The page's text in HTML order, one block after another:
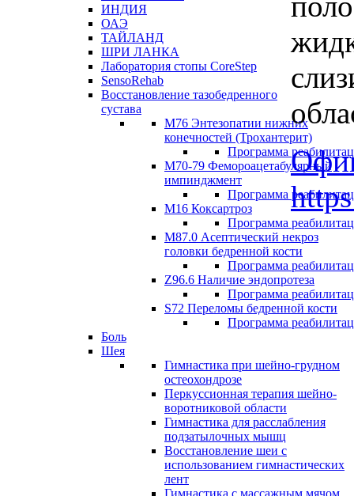
ИНДИЯ
ОАЭ
ТАЙЛАНД
ШРИ ЛАНКА
Лаборатория стопы CoreStep
SensoRehab
Восстановление тазобедренного
сустава
М76 Энтезопатии нижних
конечностей (Трохантерит)
Программа
М70-79 Фемороацетабулярный
импинджмент
Программа
M16 Коксартроз
Программа
М87.0 Асептический некроз
головки бедренной кости
Программа
Z96.6 Наличие эндопротеза
Программа
S72 Переломы бедренной кости
Программа
Боль
Шея
Гимнастика при шейно-грудном
остеохондрозе
Перкуссионная терапия шейно-
воротниковой области
Гимнастика для расслабления
подзатылочных мышц
Восстановление шеи с
использованием гимнастических
лент
Гимнастика с массажным мячом